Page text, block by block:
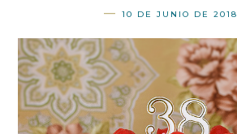
10 DE JUNIO DE 2018